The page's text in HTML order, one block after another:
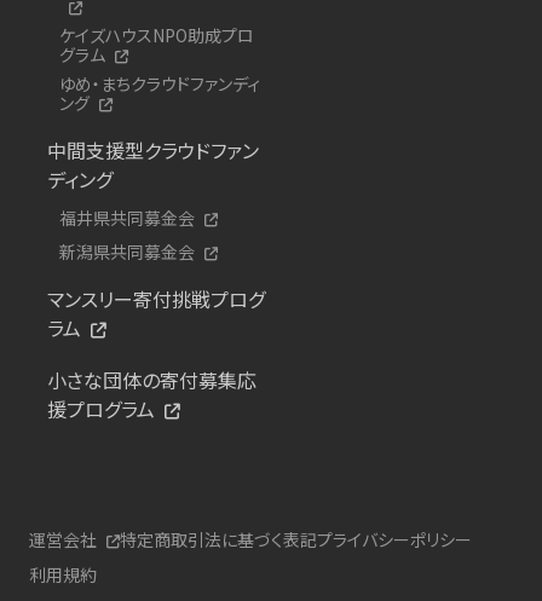
ケイズハウスNPO助成プロ
グラム
ゆめ・まちクラウドファンディ
ング
中間支援型クラウドファン
ディング
福井県共同募金会
新潟県共同募金会
マンスリー寄付挑戦プログ
ラム
小さな団体の寄付募集応
援プログラム
運営会社 特定商取引法に基づく表記プライバシーポリシー
利用規約